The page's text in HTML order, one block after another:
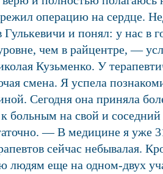
операцию на сердце.
Гулькевичи и понял: у нас в
чем в райцентре, —
Кузьменко. У
смена. Я успела
Сегодня она приняла
больным на свой и соседний
— В медицине я уже
сейчас небывалая.
людям еще на одном-двух